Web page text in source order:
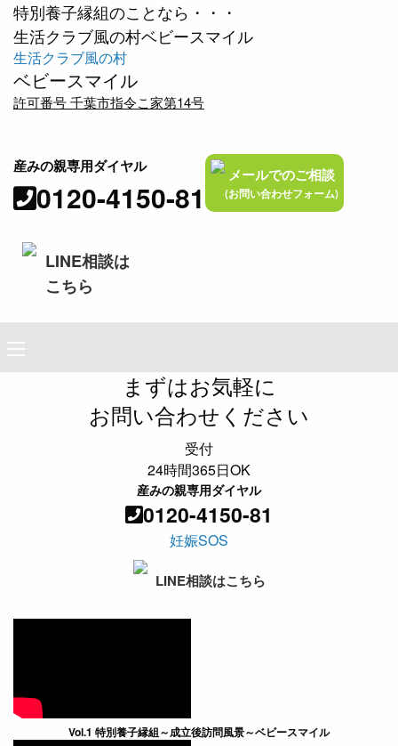
特別養子縁組のことなら・・・
生活クラブ風の村ベビースマイル
生活クラブ風の村
ベビースマイル
許可番号 千葉市指令こ家第14号
産みの親専用ダイヤル
0120-4150-81
メールでのご相談
(お問い合わせフォーム)
LINE相談は
こちら
まずはお気軽に
お問い合わせください
受付
24時間365日OK
産みの親専用ダイヤル
0120-4150-81
妊娠SOS
LINE相談はこちら
Vol.1 特別養子縁組～成立後訪問風景～ベビースマイル